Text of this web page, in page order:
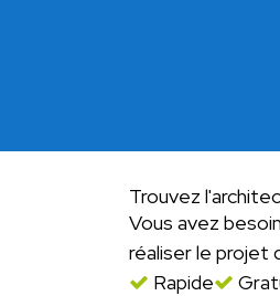
Trouvez
Vous avez
réaliser le projet
Rapide